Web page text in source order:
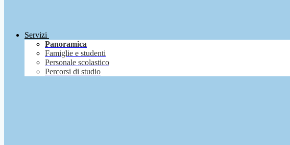
Servizi
Panoramica
Famiglie e studenti
Personale scolastico
Percorsi di studio